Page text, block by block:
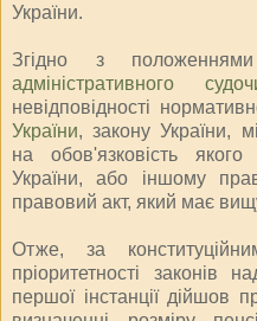
України.
Згідно з
адміністративного
невідповідності
України, закону України,
на обов'язковість
України, або іншому
правовий акт, який має
Отже, за
пріоритетності законів
першої інстанції дійшов